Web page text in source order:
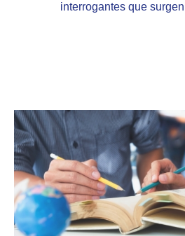
interrogantes que